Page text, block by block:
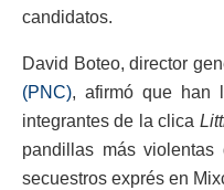
candidatos.
David Boteo, director
(PNC), afirmó que han
integrantes de la clica
pandillas más
secuestros exprés en